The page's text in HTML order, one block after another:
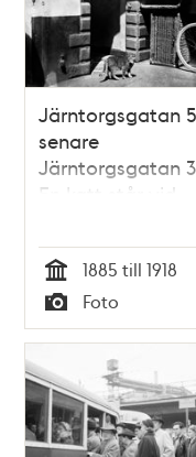
Järntorgsgatan
senare
Järntorgsgatan
En katt står vid
Tid
1885 till 1918
Typ
Foto